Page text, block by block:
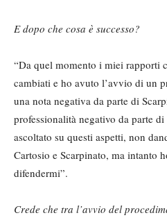
E dopo che cosa è successo?
“Da quel momento i miei rapporti
cambiati e ho avuto l’avvio di un
una nota negativa da parte di
professionalità negativo da parte
ascoltato su questi aspetti, non
Cartosio e Scarpinato, ma intanto
difendermi”.
Crede che tra l’avvio del